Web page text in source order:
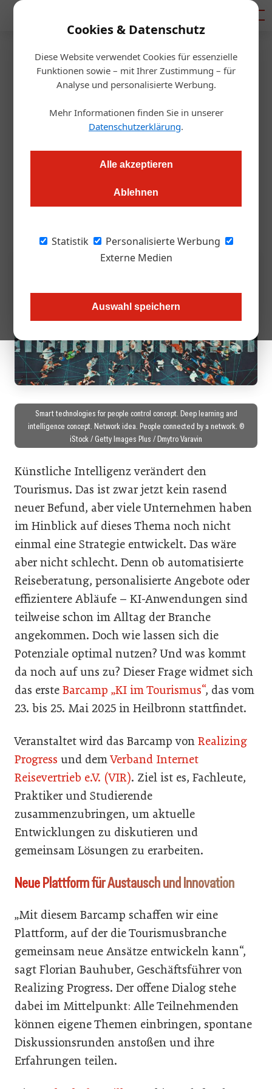
Cookies & Datenschutz
Diese Website verwendet Cookies für essenzielle
Funktionen sowie – mit Ihrer Zustimmung – für
Analyse und personalisierte Werbung.
Mehr Informationen finden Sie in unserer
Datenschutzerklärung.
Alle akzeptieren
Ablehnen
Statistik
Personalisierte Werbung
Externe Medien
Auswahl speichern
Startseite/Tourismusbranche
KI im Tourismus: Barcamp
bietet Antworten
Das pittoreske Heilbronn wird vom 23. bis 25. Mai 2025 zum
Treffpunkt für praxisnahe KI-Lösungen in der
Smart technologies for people control concept. Deep learning and
intelligence concept. Network idea. People connected by a network. ©
iStock / Getty Images Plus / Dmytro Varavin
Künstliche Intelligenz verändert den
Tourismus. Das ist zwar jetzt kein rasend
neuer Befund, aber viele Unternehmen haben
im Hinblick auf dieses Thema noch nicht
einmal eine Strategie entwickelt. Das wäre
aber nicht schlecht. Denn ob automatisierte
Reiseberatung, personalisierte Angebote oder
effizientere Abläufe – KI-Anwendungen sind
teilweise schon im Alltag der Branche
angekommen. Doch wie lassen sich die
Potenziale optimal nutzen? Und was kommt
da noch auf uns zu? Dieser Frage widmet sich
das erste Barcamp „KI im Tourismus“, das vom
23. bis 25. Mai 2025 in Heilbronn stattfindet.
Veranstaltet wird das Barcamp von Realizing
Progress und demVerband Internet
Reisevertrieb e.V. (VIR). Ziel ist es, Fachleute,
Praktiker und Studierende
zusammenzubringen, um aktuelle
Entwicklungen zu diskutieren und
gemeinsam Lösungen zu erarbeiten.
Neue Plattform für Austausch und Innovation
„Mit diesem Barcamp schaffen wir eine
Plattform, auf der die Tourismusbranche
gemeinsam neue Ansätze entwickeln kann“,
sagt Florian Bauhuber, Geschäftsführer von
Realizing Progress. Der offene Dialog stehe
dabei im Mittelpunkt: Alle Teilnehmenden
können eigene Themen einbringen, spontane
Diskussionsrunden anstoßen und ihre
Erfahrungen teilen.